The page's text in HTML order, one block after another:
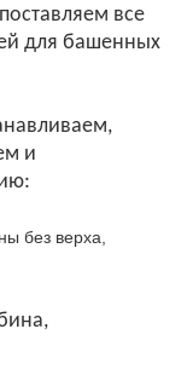
все
для башенных
и
без верха,